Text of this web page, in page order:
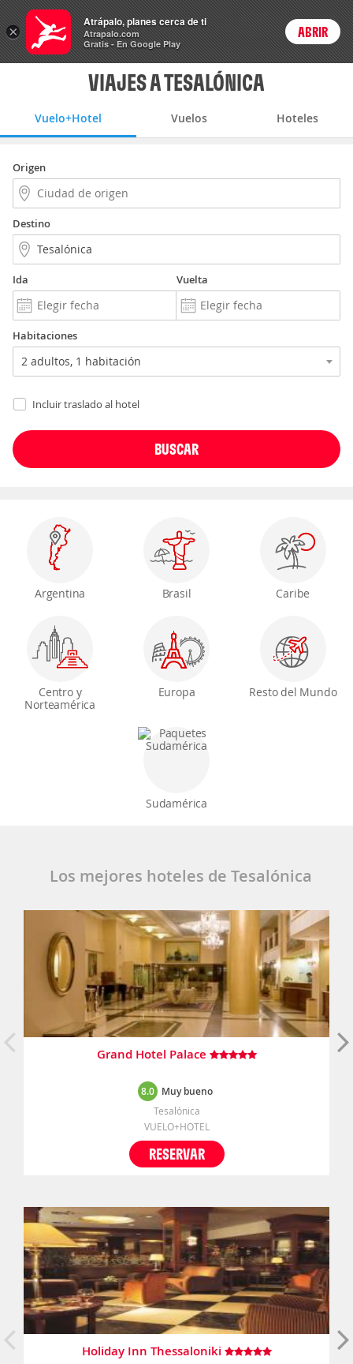
Vuelo+Hotel Precios enPeso
ARSCambiar moneda
Login
VIAJES A TESALÓNICA
Vuelo+Hotel Vuelos Hoteles
Origen
Destino
Ida Vuelta
Habitaciones
Incluir traslado al hotel
Argentina Brasil Caribe
Centro y
Norteamérica
Europa Resto del Mundo
Sudamérica
Los mejores hoteles de Tesalónica
Grand Hotel Palace
8.0 Muy bueno
Tesalónica
VUELO+HOTEL
RESERVAR
Holiday Inn Thessaloniki
×
Atrápalo, planes cerca de ti
Atrapalo.com
Gratis - En Google Play
ABRIR